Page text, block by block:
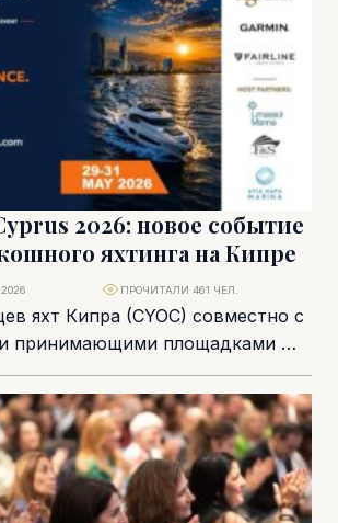
2026: новое событие
яхтинга на Кипре
яхт Кипра (CYOC) совместно с
принимающими площадками —
и Ayia Napa Marina —
ПРОЧИТАЛИ 461 ЧЕЛ.